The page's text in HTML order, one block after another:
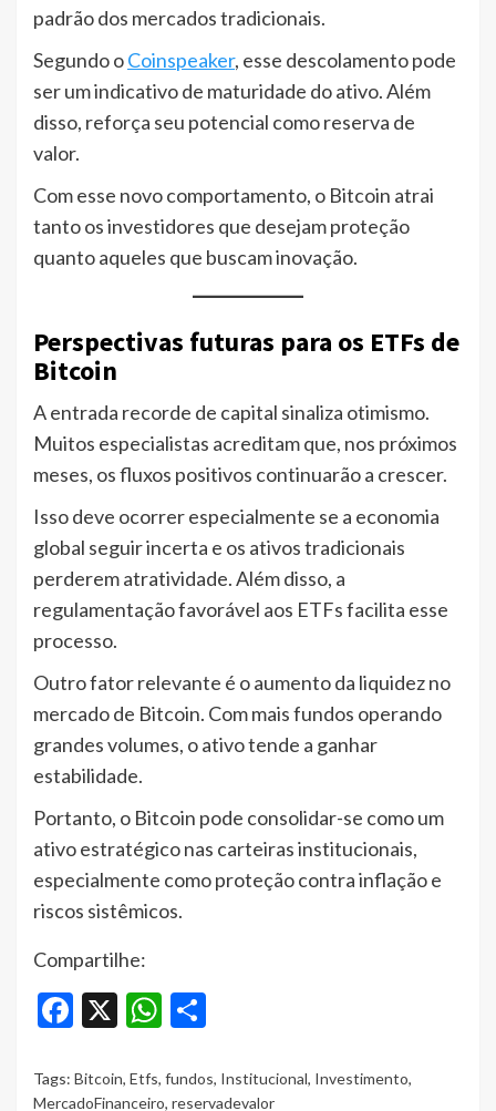
padrão dos mercados tradicionais.
Segundo oCoinspeaker, esse descolamento pode
ser um indicativo de maturidade do ativo. Além
disso, reforça seu potencial como reserva de
valor.
Com esse novo comportamento, o Bitcoin atrai
tanto os investidores que desejam proteção
quanto aqueles que buscam inovação.
Perspectivas futuras para os ETFs de
Bitcoin
A entrada recorde de capital sinaliza otimismo.
Muitos especialistas acreditam que, nos próximos
meses, os fluxos positivos continuarão a crescer.
Isso deve ocorrer especialmente se a economia
global seguir incerta e os ativos tradicionais
perderem atratividade. Além disso, a
regulamentação favorável aos ETFs facilita esse
processo.
Outro fator relevante é o aumento da liquidez no
mercado de Bitcoin. Com mais fundos operando
grandes volumes, o ativo tende a ganhar
estabilidade.
Portanto, o Bitcoin pode consolidar-se como um
ativo estratégico nas carteiras institucionais,
especialmente como proteção contra inflação e
riscos sistêmicos.
Compartilhe:
Facebook
X WhatsApp
Tags: Bitcoin, Etfs, fundos, Institucional, Investimento,
MercadoFinanceiro, reservadevalor